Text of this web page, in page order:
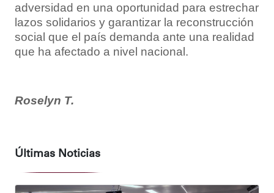
adversidad en una oportunidad para estrechar
lazos solidarios y garantizar la reconstrucción
social que el país demanda ante una realidad
que ha afectado a nivel nacional.
Roselyn T.
Últimas Noticias